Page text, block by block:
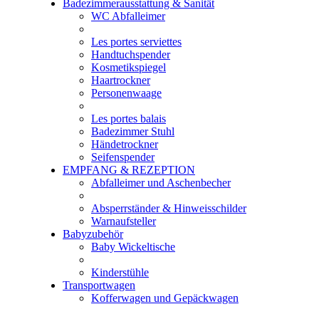
Badezimmerausstattung & Sanität
WC Abfalleimer
Les portes serviettes
Handtuchspender
Kosmetikspiegel
Haartrockner
Personenwaage
Les portes balais
Badezimmer Stuhl
Händetrockner
Seifenspender
EMPFANG & REZEPTION
Abfalleimer und Aschenbecher
Absperrständer & Hinweisschilder
Warnaufsteller
Babyzubehör
Baby Wickeltische
Kinderstühle
Transportwagen
Kofferwagen und Gepäckwagen